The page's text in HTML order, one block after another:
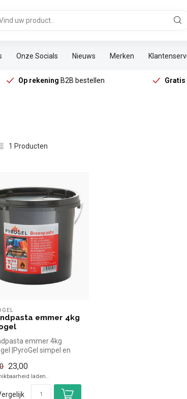
Onze Socials Nieuws Merken
Op rekening B2B bestellen
1 Producten
emmer 4kg
emmer 4kg
|PyroGel simpel en
23,00
laden..